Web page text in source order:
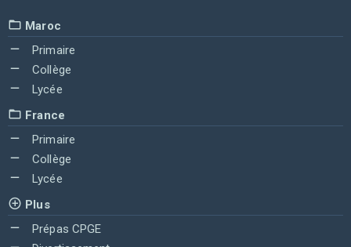
Maroc
Primaire
Collège
Lycée
France
Primaire
Collège
Lycée
Plus
Prépas CPGE